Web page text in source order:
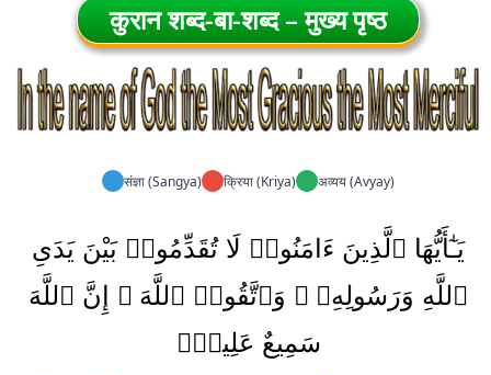
कुरान शब्द-बा-शब्द – मुख्य पृष्ठ
संज्ञा (Sangya) क्रिया (Kriya) अव्यय (Avyay)
يَـٰٓأَيُّهَا ٱلَّذِينَ ءَامَنُوا۟ لَا تُقَدِّمُوا۟ بَيْنَ يَدَىِ
ٱللَّهِ وَرَسُولِهِۦ ۖ وَٱتَّقُوا۟ ٱللَّهَ ۚ إِنَّ ٱللَّهَ
سَمِيعٌ عَلِيمٌۭ